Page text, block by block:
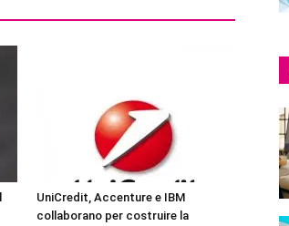
UniCredit, Accenture e IBM
collaborano per costruire la